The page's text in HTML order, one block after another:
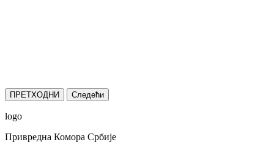
ПРЕТХОДНИ Следећи
logo
Привредна Комора Србије